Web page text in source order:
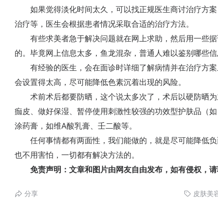
如果觉得淡化时间太久，可以找正规医生商讨治疗方案
治疗等，医生会根据患者情况采取合适的治疗方法。
有些求美者急于解决问题就在网上求助，然后用一些据
的。毕竟网上信息太多，鱼龙混杂，普通人难以鉴别哪些
有经验的医生，会在面诊时详细了解病情并在治疗方案
会设置得太高，尽可能降低色素沉着出现的风险。
术前术后都要防晒，这个说太多次了，术后以硬防晒为
痂皮、做好保湿、暂停使用刺激性较强的功效型护肤品（
涂药膏，如维A酸乳膏、壬二酸等。
任何事情都有两面性，我们能做的，就是尽可能降低负
也不用害怕，一切都有解决方法的。
免责声明：文章和图片由网友自由发布，如有侵权，
分享 皮肤美